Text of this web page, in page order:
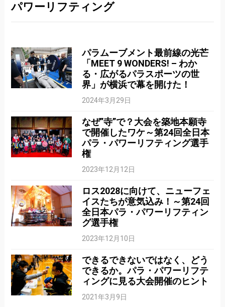
パワーリフティング
パラムーブメント最前線の光芒
「MEET 9 WONDERS! – わか
る・広がるパラスポーツの世
界」が横浜で幕を開けた！
2024年3月29日
なぜ”寺”で？大会を築地本願寺
で開催したワケ～第24回全日本
パラ・パワーリフティング選手
権
2023年12月12日
ロス2028に向けて、ニューフェ
イスたちが意気込み！～第24回
全日本パラ・パワーリフティン
グ選手権
2023年12月10日
できるできないではなく、どう
できるか。パラ・パワーリフテ
ィングに見る大会開催のヒント
2021年3月9日